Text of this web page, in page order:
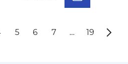
5 6 7 … 19